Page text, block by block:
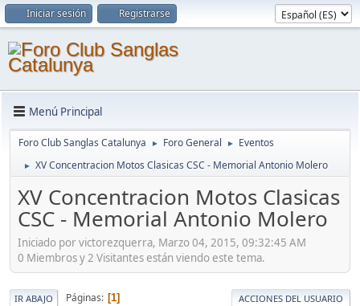
Iniciar sesión Registrarse
Menú Principal
Foro Club Sanglas Catalunya ► Foro General ► Eventos
► XV Concentracion Motos Clasicas CSC - Memorial Antonio Molero
XV Concentracion Motos Clasicas
CSC - Memorial Antonio Molero
Iniciado por victorezquerra, Marzo 04, 2015, 09:32:45 AM
0 Miembros y 2 Visitantes están viendo este tema.
IR ABAJO Páginas 1 ACCIONES DEL USUARIO